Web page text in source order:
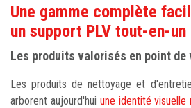
Une gamme complète
un support PLV tout-en-un
Les produits valorisés en point de
Les produits de nettoyage et
arborent aujourd'hui une identité visuelle